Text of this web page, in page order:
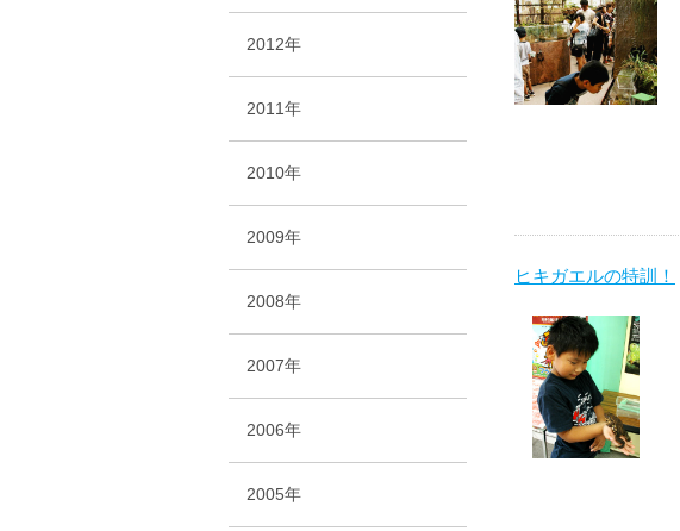
ヒキガエルの特訓！
2012年
2011年
2010年
2009年
2008年
2007年
2006年
2005年